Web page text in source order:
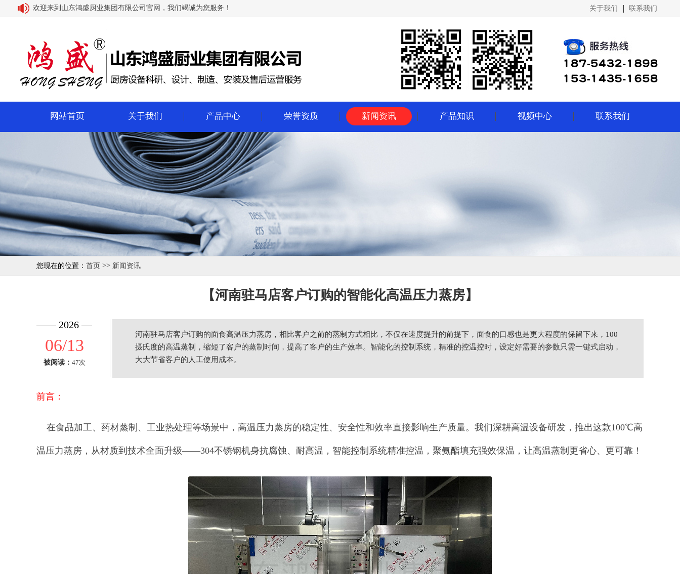
欢迎来到山东鸿盛厨业集团有限公司官网，我们竭诚为您服务！ 关于我们 联系我们
网站首页 关于我们 产品中心 荣誉资质 新闻资讯 产品知识 视频中心 联系我们
您现在的位置： 首页 >> 新闻资讯
【河南驻马店客户订购的智能化高温压力蒸房】
2026
06/13
被阅读： 47次
河南驻马店客户订购的面食高温压力蒸房，相比客户之前的蒸制方式相比，不仅在速度提升的前提下，面食的口感也是更大程度的保留下来，100
摄氏度的高温蒸制，缩短了客户的蒸制时间，提高了客户的生产效率。智能化的控制系统，精准的控温控时，设定好需要的参数只需一键式启动，
大大节省客户的人工使用成本。
前言：
在食品加工、药材蒸制、工业热处理等场景中，高温压力蒸房的稳定性、安全性和效率直接影响生产质量。我们深耕高温设备研发，推出这款100℃高
温压力蒸房，从材质到技术全面升级——304不锈钢机身抗腐蚀、耐高温，智能控制系统精准控温，聚氨酯填充强效保温，让高温蒸制更省心、更可靠！